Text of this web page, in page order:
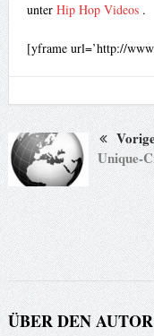
unter Hip Hop Videos .
[yframe url=’http://
Unique-
ÜBER DEN AUTOR